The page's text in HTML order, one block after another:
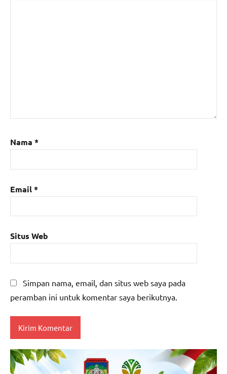
Nama *
Email*
Situs Web
Simpan nama, email, dan situs web saya pada
peramban ini untuk komentar saya berikutnya.